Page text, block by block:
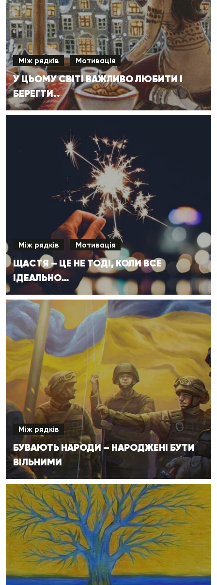
Між рядків Мотивація
У ЦЬОМУ СВІТІ ВАЖЛИВО ЛЮБИТИ І
БЕРЕГТИ..
Між рядків Мотивація
ЩАСТЯ – ЦЕ НЕ ТОДІ, КОЛИ ВСЕ
ІДЕАЛЬНО…
Між рядків
БУВАЮТЬ НАРОДИ – НАРОДЖЕНІ БУТИ
ВІЛЬНИМИ